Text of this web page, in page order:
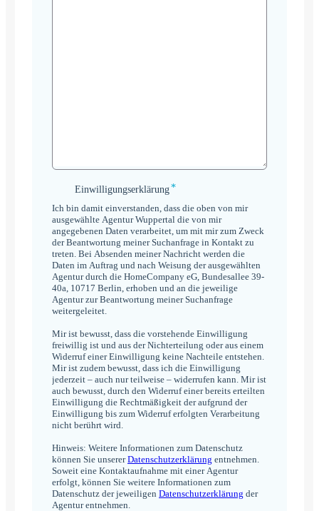
Einwilligungserklärung
Einwilligungserklärung*
Ich bin damit einverstanden, dass die oben von mir
ausgewählte Agentur Wuppertal die von mir
angegebenen Daten verarbeitet, um mit mir zum Zweck
der Beantwortung meiner Suchanfrage in Kontakt zu
treten. Bei Absenden meiner Nachricht werden die
Daten im Auftrag und nach Weisung der ausgewählten
Agentur durch die HomeCompany eG, Bundesallee 39-
40a, 10717 Berlin, erhoben und an die jeweilige
Agentur zur Beantwortung meiner Suchanfrage
weitergeleitet.
Mir ist bewusst, dass die vorstehende Einwilligung
freiwillig ist und aus der Nichterteilung oder aus einem
Widerruf einer Einwilligung keine Nachteile entstehen.
Mir ist zudem bewusst, dass ich die Einwilligung
jederzeit – auch nur teilweise – widerrufen kann. Mir ist
auch bewusst, durch den Widerruf einer bereits erteilten
Einwilligung die Rechtmäßigkeit der aufgrund der
Einwilligung bis zum Widerruf erfolgten Verarbeitung
nicht berührt wird.
Hinweis: Weitere Informationen zum Datenschutz
können Sie unsererDatenschutzerklärung entnehmen.
Soweit eine Kontaktaufnahme mit einer Agentur
erfolgt, können Sie weitere Informationen zum
Datenschutz der jeweiligen Datenschutzerklärung der
Agentur entnehmen.